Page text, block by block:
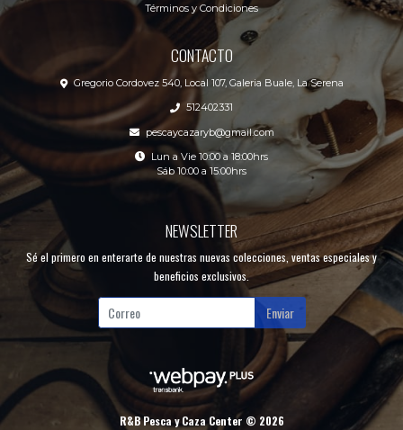
Términos y Condiciones
CONTACTO
Gregorio Cordovez 540, Local 107, Galeria Buale, La Serena
512402331
pescaycazaryb@gmail.com
Lun a Vie 10:00 a 18:00hrs
Sáb 10:00 a 15:00hrs
NEWSLETTER
Sé el primero en enterarte de nuestras nuevas colecciones, ventas especiales y
beneficios exclusivos.
Enviar
R&B Pesca y Caza Center © 2026